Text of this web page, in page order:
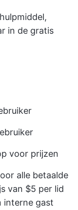
in de gratis
voor prijzen
alle betaalde
van $5 per lid
interne gast